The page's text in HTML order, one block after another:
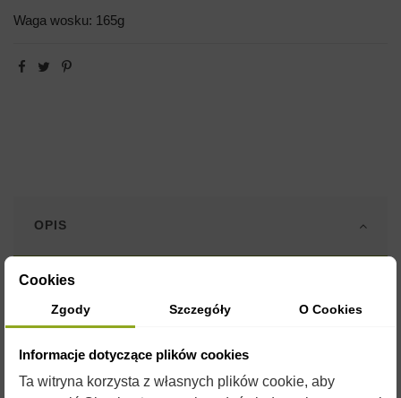
Waga wosku: 165g
OPIS
Formy silikonowe są wykonane z elastycznego i wytrzymałego
silikonu o plastycznych właściwościach umożliwiających
wielokrotne ich użycie.
Przed uzupełnieniem formy płynnym woskiem, zaleca się
spryskanie jej silikonem w sprayu. Silikon jest jednocześnie
konserwantem dla formy i czynnikiem ułatwiającym
Cookies
Zgody Szczegóły O Cookies
Informacje dotyczące plików cookies
Ta witryna korzysta z własnych plików cookie, aby